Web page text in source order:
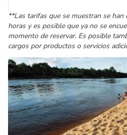
**Las tarifas que se muestran se
horas y es posible que ya no se
momento de reservar. Es posible
cargos por productos o servicios